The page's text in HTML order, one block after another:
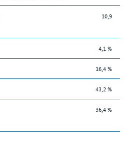
10,9
4,1 %
16,4 %
43,2 %
36,4 %